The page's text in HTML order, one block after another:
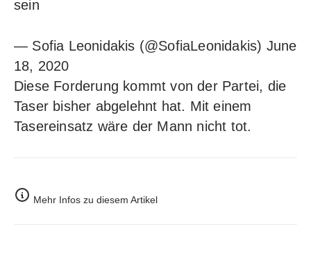
sein
— Sofia Leonidakis (@SofiaLeonidakis) June
18, 2020
Diese Forderung kommt von der Partei, die
Taser bisher abgelehnt hat. Mit einem
Tasereinsatz wäre der Mann nicht tot.
Mehr Infos zu diesem Artikel